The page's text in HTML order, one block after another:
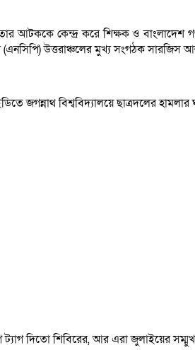
তার আটককে কেন্দ্র করে শিক্ষক ও
(এনসিপি) উত্তরাঞ্চলের মুখ্য সংগঠক সারজিস
বিশ্ববিদ্যালয়ে ছাত্রদলের
ট্যাগ দিতো শিবিরের, আর এরা জুলাইয়ের